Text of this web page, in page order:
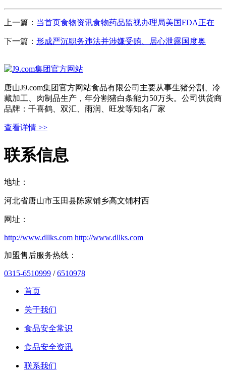
上一篇： 当首页食物资讯食物药品监视办理局美国FDA正在
下一篇： 形成严沉职务违法并涉嫌受贿、居心泄露国度奥
唐山J9.com集团官方网站食品有限公司主要从事生猪分割、冷
藏加工、肉制品生产，年分割猪白条能力50万头。公司供货商
品牌：千喜鹤、双汇、雨润、旺发等知名厂家
查看详情 >>
联系信息
地址：
河北省唐山市玉田县陈家铺乡高文铺村西
网址：
http://www.dllks.com http://www.dllks.com
加盟售后服务热线：
0315-6510999 /6510978
首页
关于我们
食品安全常识
食品安全资讯
联系我们